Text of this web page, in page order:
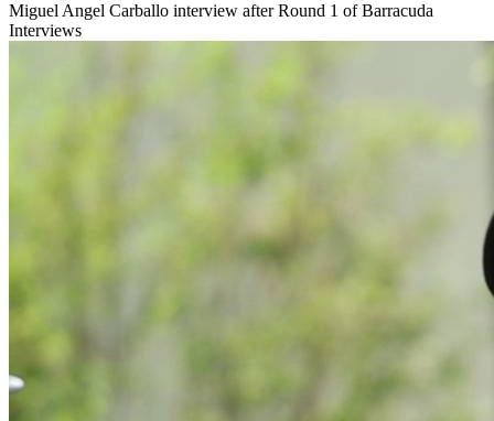
Miguel Angel Carballo interview after Round 1 of Barracuda
Interviews